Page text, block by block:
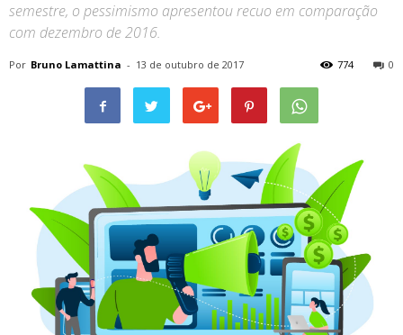
semestre, o pessimismo apresentou recuo em comparação
com dezembro de 2016.
Por Bruno Lamattina - 13 de outubro de 2017 0
774